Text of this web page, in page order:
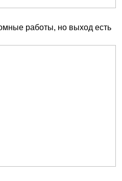
работы, но выход есть